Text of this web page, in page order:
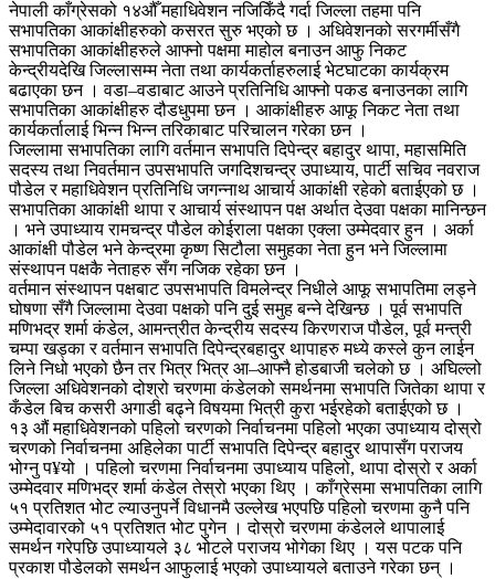
नेपाली काँग्रेसको १४औँ महाधिवेशन नजिकिँदै गर्दा जिल्ला तहमा पनि
सभापतिका आकांक्षीहरुको कसरत सुरु भएको छ । अधिवेशनको सरगर्मीसँगै
सभापतिका आकांक्षीहरुले आफ्नो पक्षमा माहोल बनाउन आफु निकट
केन्द्रीयदेखि जिल्लासम्म नेता तथा कार्यकर्ताहरुलाई भेटघाटका कार्यक्रम
बढाएका छन । वडा–वडाबाट आउने प्रतिनिधि आफ्नो पकड बनाउनका लागि
सभापतिका आकांक्षीहरु दौडधुपमा छन । आकांक्षीहरु आफू निकट नेता तथा
कार्यकर्तालाई भिन्न भिन्न तरिकाबाट परिचालन गरेका छन ।
जिल्लामा सभापतिका लागि वर्तमान सभापति दिपेन्द्र बहादुर थापा, महासमिति
सदस्य तथा निवर्तमान उपसभापति जगदिशचन्द्र उपाध्याय, पार्टी सचिव नवराज
पौडेल र महाधिवेशन प्रतिनिधि जगन्नाथ आचार्य आकांक्षी रहेको बताईएको छ ।
सभापतिका आकांक्षी थापा र आचार्य संस्थापन पक्ष अर्थात देउवा पक्षका मानिन्छन
। भने उपाध्याय रामचन्द्र पौडेल कोईराला पक्षका एक्ला उम्मेदवार हुन । अर्का
आकांक्षी पौडेल भने केन्द्रमा कृष्ण सिटौला समुहका नेता हुन भने जिल्लामा
संस्थापन पक्षकै नेताहरु सँग नजिक रहेका छन ।
वर्तमान संस्थापन पक्षबाट उपसभापति विमलेन्द्र निधीले आफू सभापतिमा लड्ने
घोषणा सँगै जिल्लामा देउवा पक्षको पनि दुई समुह बन्ने देखिन्छ । पूर्व सभापति
मणिभद्र शर्मा कंडेल, आमन्त्रीत केन्द्रीय सदस्य किरणराज पौडेल, पूर्व मन्त्री
चम्पा खड्का र वर्तमान सभापति दिपेन्द्रबहादुर थापाहरु मध्ये कस्ले कुन लाईन
लिने निधो भएको छैन तर भित्र भित्र आ–आफ्नै होडबाजी चलेको छ । अघिल्लो
जिल्ला अधिवेशनको दोश्रो चरणमा कंडेलको समर्थनमा सभापति जितेका थापा र
कँडेल बिच कसरी अगाडी बढ्ने विषयमा भित्री कुरा भईरहेको बताईएको छ ।
१३ औं महाधिवेशनको पहिलो चरणको निर्वाचनमा पहिलो भएका उपाध्याय दोस्रो
चरणको निर्वाचनमा अहिलेका पार्टी सभापति दिपेन्द्र बहादुर थापासँग पराजय
भोग्नु प¥यो । पहिलो चरणमा निर्वाचनमा उपाध्याय पहिलो, थापा दोस्रो र अर्का
उम्मेदवार मणिभद्र शर्मा कंडेल तेस्रो भएका थिए । काँग्रेसमा सभापतिका लागि
५१ प्रतिशत भोट ल्याउनुपर्ने विधानमै उल्लेख भएपछि पहिलो चरणमा कुनै पनि
उम्मेदावारको ५१ प्रतिशत भोट पुगेन । दोस्रो चरणमा कंडेलले थापालाई
समर्थन गरेपछि उपाध्यायले ३८ भोटले पराजय भोगेका थिए । यस पटक पनि
प्रकाश पौडेलको समर्थन आफुलाई भएको उपाध्यायले बताउने गरेका छन् ।